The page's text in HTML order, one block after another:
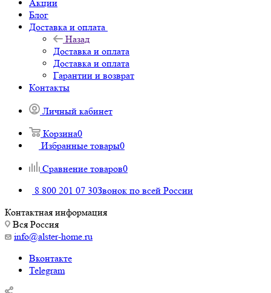
Акции
Блог
Доставка и оплата
Назад
Доставка и оплата
Доставка и оплата
Гарантии и возврат
Контакты
Личный кабинет
Корзина0
Избранные товары0
Сравнение товаров0
8 800 201 07 30Звонок по всей России
Контактная информация
Вся Россия
info@alster-home.ru
Вконтакте
Telegram